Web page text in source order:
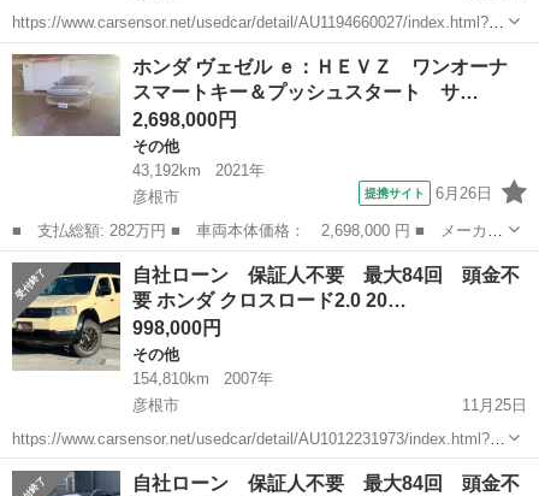
https://www.carsensor.net/usedcar/detail/AU1194660027/index.html?
TRCD=200002&RESTID=CS210610 https://www.ss-s...
滋賀 彦根市 その他 ヴェゼル
ホンダ ヴェゼル ｅ：ＨＥＶＺ ワンオーナ
スマートキー＆プッシュスタート サ…
2,698,000円
その他
43,192km
2021年
彦根市
提携サイト 6月26日
■ 支払総額: 282万円 ■ 車両本体価格： 2,698,000 円 ■ メーカー
名： ホンダ ■ 車種名： ヴェゼル ■ グレード名： ｅ：ＨＥＶ
Ｚ ワンオーナ スマートキー＆プッシュスタート サイドＳＲＳ
イモビ 地...
滋賀 彦根市 その他
自社ローン 保証人不要 最大84回 頭金不
要 ホンダ クロスロード2.0 20…
998,000円
その他
154,810km
2007年
彦根市
11月25日
https://www.carsensor.net/usedcar/detail/AU1012231973/index.html?
TRCD=200002&RESTID=CS210610 https://www.ss-s...
滋賀 彦根市 その他 クロスロード
自社ローン 保証人不要 最大84回 頭金不